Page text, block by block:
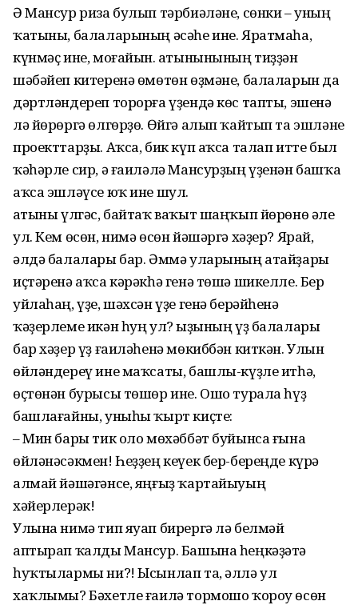
Ә Мансур риза булып тәрбиәләне, сөнки – уның
ҡатыны, балаларының әсәһе ине. Яратмаһа,
күнмәҫ ине, моғайын. Ҡатынынының тиҙҙән
шәбәйеп китеренә өмөтөн өҙмәне, балаларын да
дәртләндереп торорға үҙендә көс тапты, эшенә
лә йөрөргә өлгөрҙө. Өйгә алып ҡайтып та эшләне
проекттарҙы. Аҡса, бик күп аҡса талап итте был
ҡәһәрле сир, ә ғаиләлә Мансурҙың үҙенән башҡа
аҡса эшләүсе юҡ ине шул.
Ҡатыны үлгәс, байтаҡ ваҡыт шаңҡып йөрөнө әле
ул. Кем өсөн, нимә өсөн йәшәргә хәҙер? Ярай,
әлдә балалары бар. Әммә уларының атайҙары
иҫтәренә аҡса кәрәкһә генә төшә шикелле. Бер
уйлаһаң, үҙе, шәхсән үҙе генә берәйһенә
ҡәҙерлеме икән һуң ул? Ҡыҙының үҙ балалары
бар хәҙер үҙ ғаиләһенә мөкиббән киткән. Улын
өйләндереү ине маҡсаты, башлы-күҙле итһә,
өҫтөнән бурысы төшөр ине. Ошо турала һүҙ
башлағайны, уныһы ҡырт киҫте:
– Мин бары тик оло мөхәббәт буйынса ғына
өйләнәсәкмен! Һеҙҙең кеүек бер-береңде күрә
алмай йәшәгәнсе, яңғыҙ ҡартайыуың
хәйерлерәк!
Улына нимә тип яуап бирергә лә белмәй
аптырап ҡалды Мансур. Башына һеңкәҙәтә
һуҡтылармы ни?! Ысынлап та, әллә ул
хаҡлымы? Бәхетле ғаилә тормошо ҡороу өсөн